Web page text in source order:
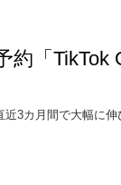
約「TikTok
3カ月間で大幅に